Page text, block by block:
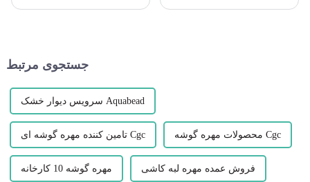
جستجوی مرتبط
سرویس دیوار خشک Aquabead
تامین کننده مهره گوشه ای Cgc محصولات مهره گوشه Cgc
مهره گوشه 10 کارخانه فروش عمده مهره لبه کاشی